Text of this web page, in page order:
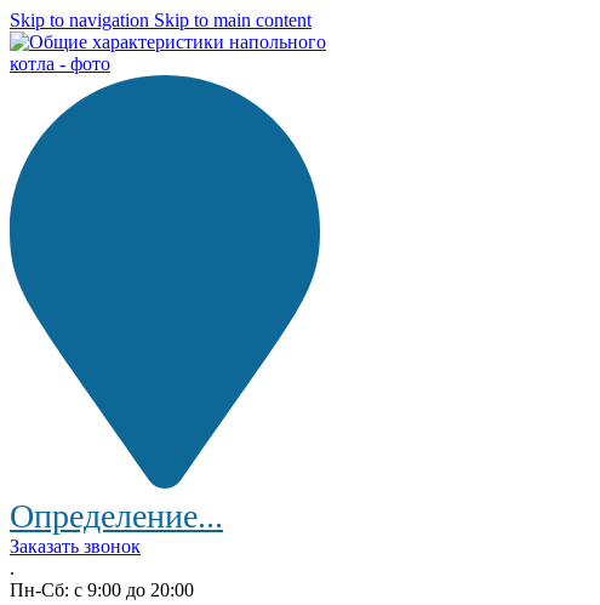
Skip to navigation Skip to main content
Определение...
Заказать звонок
.
Пн-Сб: с 9:00 до 20:00